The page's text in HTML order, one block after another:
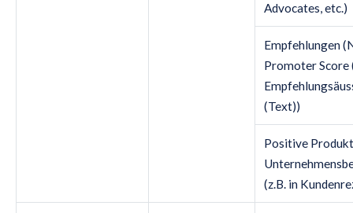
Advocates, etc.)
Empfehlungen
Promoter Score
(Text))
Positive
(z.B. in